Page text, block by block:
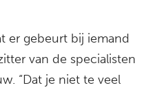
er gebeurt bij iemand
van de specialisten
“Dat je niet te veel